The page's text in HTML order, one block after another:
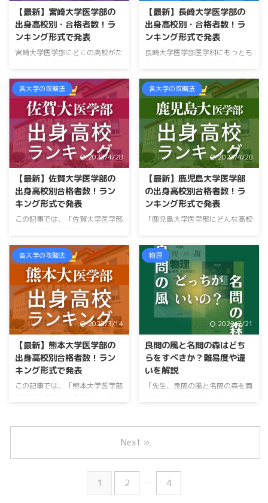
るかを解説します。 中原先生
『大分大学医学部・合格者の出身
高校』について１番分かりやすく
お伝えすることをお約束します
この記事でわかること 大分大学
てかなり詳しくお話ししていきま
す。 この記事でわかること 山口
大学医学部の合格者の出身高校
山口大学医学部の高校別合格者数
ランキング 山口大学医学部の合
...
【最新】宮崎大学医学部の
出身高校別・合格者数！ラ
ンキング形式で発表
宮崎大学医学部にどこの高校がた
か？ この答えが知りたいならあ
なたはラッキー。 「宮崎大学医
学部の合格者の出身高校」につい
て詳しく話していきます。 「合
格者が１名の高校」や「出身高校
の傾向の分析」も記載。 「宮崎
大学医学部の合格者の出身高校」
について他のどのサイトよりも詳
しく話していきます。 この記事
でわかること 宮崎大学医学部の
合格者の出身高校 宮崎大学医学
部の高校別合格者数ランキング
宮崎大学医学部の合格者の出身高
【最新】長崎大学医学部の
出身高校別・合格者数！ラ
ンキング形式で発表
長崎大学医学部医学科にもっとも
ますか？ 答えは「青雲高校」。
毎年、20名もの合格者を輩出し
ており圧倒的な１位です。 では
２位の高校はどうでしょうか？
１位は知っていても２位は知らな
い・・・ なんてことはよくある
ことです。 よくある有名な話
が、 「日本で２番目に高い山を
知ってる〜？」ってやつですね。
富士山は知っているけど、２位の
「北岳」を知っている人は少ない
と思います。 だから、１位にな
らないと意味ないよ、なんてビジ
各大学の攻略法
2023/4/28
【最新】佐賀大学医学部の
出身高校別合格者数！ラン
キング形式で発表
この記事では、「佐賀大学医学部
話します。 お約束しましょう。
他のどのサイトよりも詳しく記載
します。 合格者が１位の高校だ
けではありません。 １名の高校
までしっかり記載しておきます。
さらにはどういった高校から多
いのかまでしっかり分析。 中原
先生 「佐賀大学医学部の合格者
の出身高校」についてすべてが分
かる記事になっています。 この
記事でわかること 佐賀大学医学
部の学生の出身高校 佐賀大学医
学部の高校別合格者数ランキング
各大学の攻略法
2023/4/28
【最新】鹿児島大学医学部
の出身高校別合格者数！ラ
ンキング形式で発表
「鹿児島大学医学部にどんな高校
というあなた。 この記事では、
「鹿児島大学医学部の学生の出身
高校」について、過去数年分をラ
ンキング形式でまとめました。
「鶴丸」や「ラ・サール」といっ
た多数の合格者を出す鹿児島の名
門校を始め、１名だけ合格者の高
校まですべての高校を記載してい
ます。 さらに最後には、「鹿児
島大学医学部の出身高校」を分析
して、私なりに傾向をまとめてい
ます。 中原先生 「鹿児島大学医
学部の学生の出身高校」について
各大学の攻略法
2023/3/14
【最新】熊本大学医学部の
出身高校別合格者数！ラン
キング形式で発表
この記事では、「熊本大学医学部
後にはどんな高校からの合格者が
多いのかといった分析までしっか
り載せておきます。 中原先生
「熊本大学医学部医学科の学生の
物理
2022/7/21
良問の風と名問の森はどち
らをすべきか？難易度や違
いを解説
「先生、良問の風と名問の森を両
先生も、「今の時期は徹底的に
『良問の風』をやれ」みたいなア
ドバイスをしてくるみたいです。
ちょっと待った！ 『良問の風』
と『名問の森』では、全然レベル
1 2 … 4
Next »